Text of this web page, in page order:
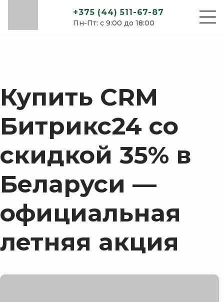
+375 (44) 511-67-87
Пн-Пт: с 9:00 до 18:00
Купить CRM
Битрикс24 со
скидкой 35% в
Беларуси —
официальная
летняя акция